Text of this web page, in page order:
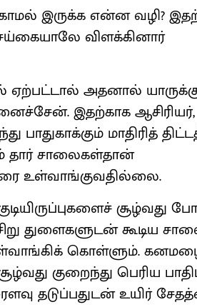
இருக்க என்ன வழி?
விளக்கினார்
ஏற்பட்டால் அதனால்
இதற்காக ஆசிரியர்,
பாதுகாக்கும் மாதிரித்
தார் சாலைகள்தான்
உள்வாங்குவதில்லை.
சூழ்வது
துளைகளுடன் கூடிய
கொள்ளும்.
குறைந்து பெரிய
தடுப்பதுடன் உயிர்